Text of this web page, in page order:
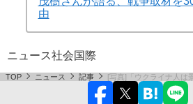
由
ニュース社会国際
TOP ニュース 記事 [写真]「ウクライナ人は